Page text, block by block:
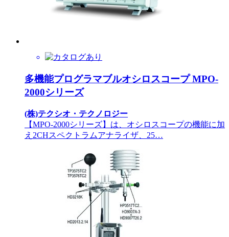
多機能プログラマブルオシロスコープ MPO-
2000シリーズ
(株)テクシオ・テクノロジー
【MPO-2000シリーズ】は、オシロスコープの機能に加
え2CHスペクトラムアナライザ、25…